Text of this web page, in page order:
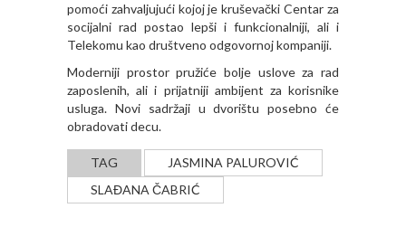
pomoći zahvaljujući kojoj je kruševački Centar za
socijalni rad postao lepši i funkcionalniji, ali i
Telekomu kao društveno odgovornoj kompaniji.
Moderniji prostor pružiće bolje uslove za rad
zaposlenih, ali i prijatniji ambijent za korisnike
usluga. Novi sadržaji u dvorištu posebno će
obradovati decu.
TAG
JASMINA PALUROVIĆ
SLAĐANA ČABRIĆ